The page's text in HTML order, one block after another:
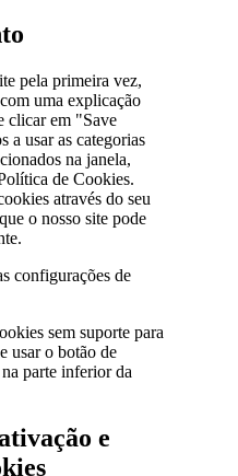
pela primeira vez,
uma explicação
clicar em "Save
a usar as categorias
na janela,
de Cookies.
através do seu
o nosso site pode
configurações de
sem suporte para
usar o botão de
parte inferior da
e